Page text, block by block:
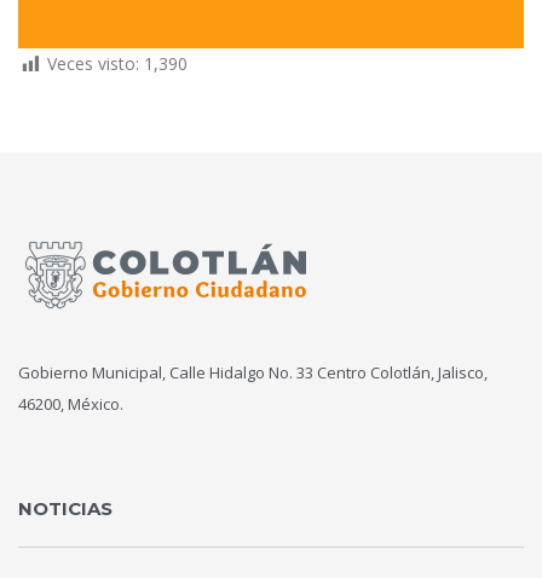
Veces visto: 1,390
Gobierno Municipal, Calle Hidalgo No. 33 Centro Colotlán, Jalisco,
46200, México.
NOTICIAS